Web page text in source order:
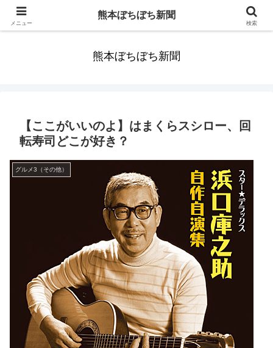
みんなまだ気づかずすごしていたんだわ。ずっといっしょに歩いてゆけるっ
熊本ぼちぼち新聞
【ここがいいのよ】はまくらスシロー、回
転寿司どこが好き？
グルメ3（その他）
メニュー
熊本ぼちぼち新聞
検索